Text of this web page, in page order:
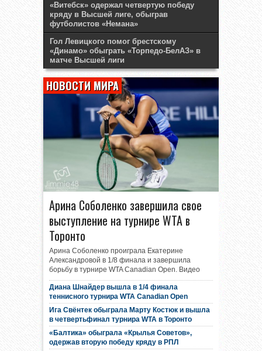
«Витебск» одержал четвертую победу
кряду в Высшей лиге, обыграв
футболистов «Немана»
Гол Левицкого помог брестскому
«Динамо» обыграть «Торпедо-БелАЗ» в
матче Высшей лиги
НОВОСТИ МИРА
Арина Соболенко завершила свое
выступление на турнире WTA в
Торонто
Арина Соболенко проиграла Екатерине
Александровой в 1/8 финала и завершила
борьбу в турнире WTA Canadian Open. Видео
Диана Шнайдер вышла в 1/4 финала
теннисного турнира WTA Canadian Open
Ига Свёнтек обыграла Марту Костюк и вышла
в четвертьфинал турнира WTA в Торонто
«Балтика» обыграла «Крылья Советов»,
одержав вторую победу кряду в РПЛ